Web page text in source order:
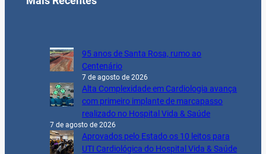
95 anos de Santa Rosa, rumo ao
Centenário
7 de agosto de 2026
Alta Complexidade em Cardiologia avança
com primeiro implante de marcapasso
realizado no Hospital Vida & Saúde
7 de agosto de 2026
Aprovados pelo Estado os 10 leitos para
UTI Cardiológica do Hospital Vida & Saúde